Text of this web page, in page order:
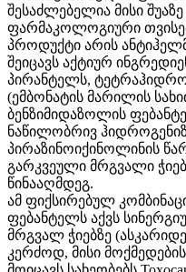
შესაძლებელია მისი
ფარმაკოლოგიური
პროდუქტი არის
შეიცავს აქტიურ
პირანტელს,
(ემბონატის მარილის
ბენზიმიდაზოლის
ნაწილობრივ
პირაზინოიქინოლინის
გარკვეული მრგვალი
წინააღმდეგ.
ამ ფიქსირებულ
ფებანტელს აქვს
მრგვალ ჭიებზე
კერძოდ, მისი